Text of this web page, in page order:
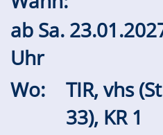
ab Sa.
Uhr
Wo:
TIR, vhs
33), KR 1